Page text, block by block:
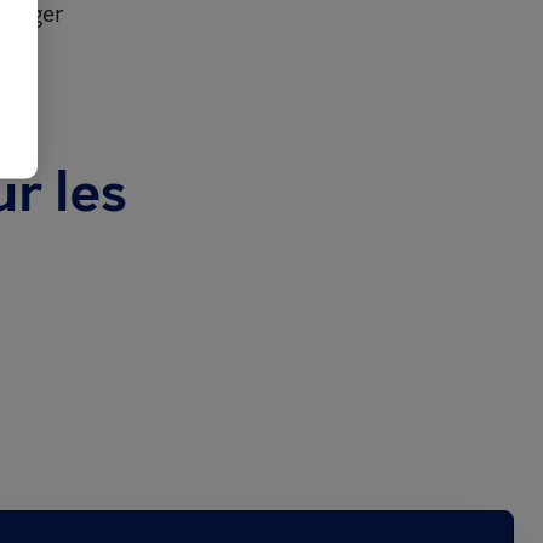
les